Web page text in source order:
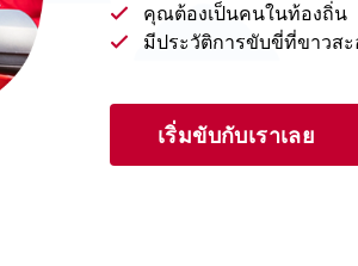
คุณต้องเป็นคนในท้องถิ่น
มีประวัติการขับขี่ที่ขาวส
เริ่มขับกับเราเลย